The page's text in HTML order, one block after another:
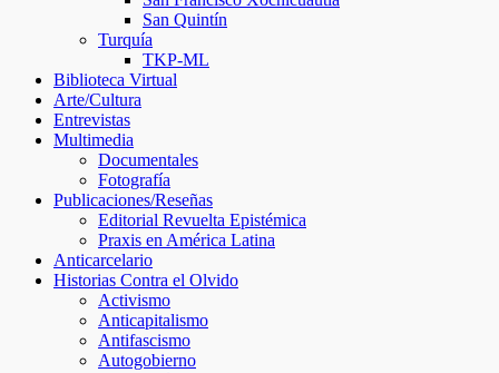
San Quintín
Turquía
TKP-ML
Biblioteca Virtual
Arte/Cultura
Entrevistas
Multimedia
Documentales
Fotografía
Publicaciones/Reseñas
Editorial Revuelta Epistémica
Praxis en América Latina
Anticarcelario
Historias Contra el Olvido
Activismo
Anticapitalismo
Antifascismo
Autogobierno